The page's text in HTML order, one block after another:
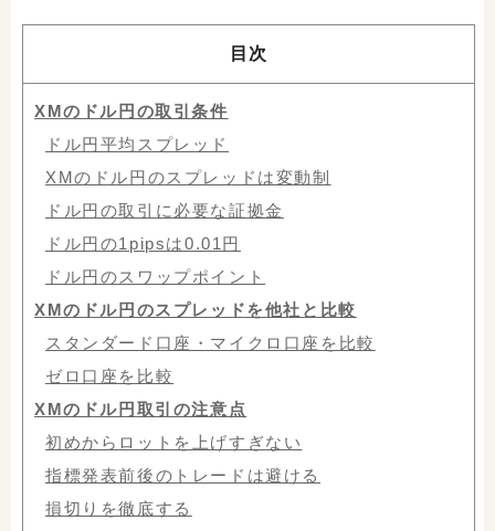
目次
XMのドル円の取引条件
ドル円平均スプレッド
XMのドル円のスプレッドは変動制
ドル円の取引に必要な証拠金
ドル円の1pipsは0.01円
ドル円のスワップポイント
XMのドル円のスプレッドを他社と比較
スタンダード口座・マイクロ口座を比較
ゼロ口座を比較
XMのドル円取引の注意点
初めからロットを上げすぎない
指標発表前後のトレードは避ける
損切りを徹底する